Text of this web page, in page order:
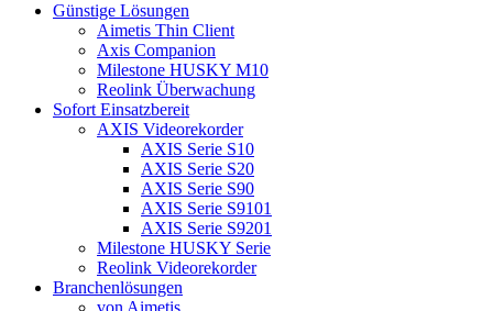
Günstige Lösungen
Aimetis Thin Client
Axis Companion
Milestone HUSKY M10
Reolink Überwachung
Sofort Einsatzbereit
AXIS Videorekorder
AXIS Serie S10
AXIS Serie S20
AXIS Serie S90
AXIS Serie S9101
AXIS Serie S9201
Milestone HUSKY Serie
Reolink Videorekorder
Branchenlösungen
von Aimetis